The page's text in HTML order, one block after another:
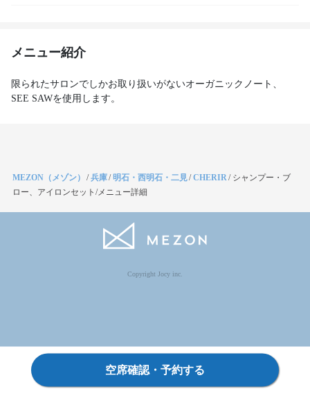
メニュー紹介
限られたサロンでしかお取り扱いがないオーガニックノート、
SEE SAWを使用します。
MEZON（メゾン） /兵庫/明石・西明石・二見/CHERIR/ シャンプー・ブ
ロー、アイロンセット/メニュー詳細
Copyright Jocy inc.
空席確認・予約する